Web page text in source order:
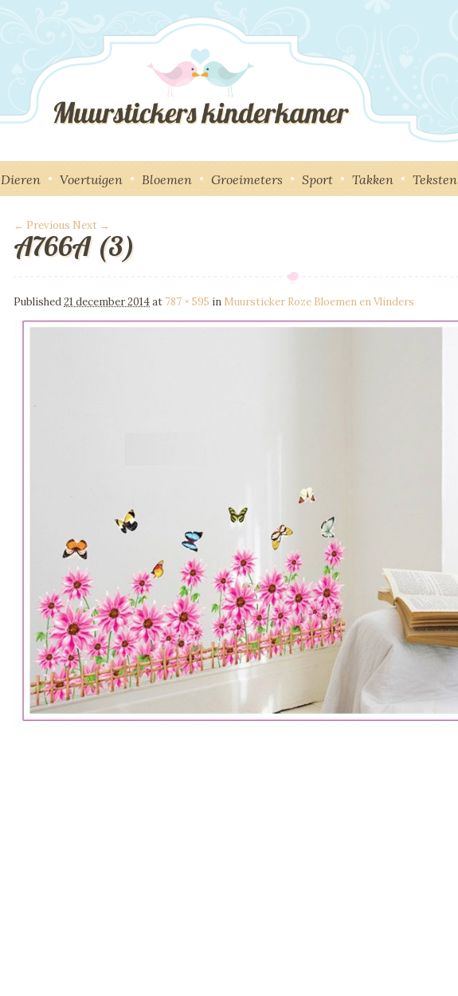
Dieren Voertuigen Bloemen Groeimeters Sport Takken Teksten
Image navigation
← Previous Next →
A766A (3)
Published21 december 2014at 787 × 595 in Muursticker Roze Bloemen en Vlinders